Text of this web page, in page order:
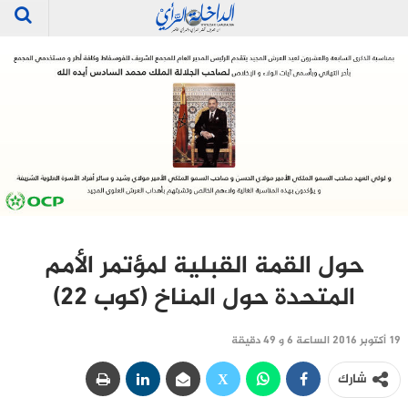
حول القمة القبلية لمؤتمر الأمم
المتحدة حول المناخ (كوب 22)
19 أكتوبر 2016 الساعة 6 و 49 دقيقة
شارك